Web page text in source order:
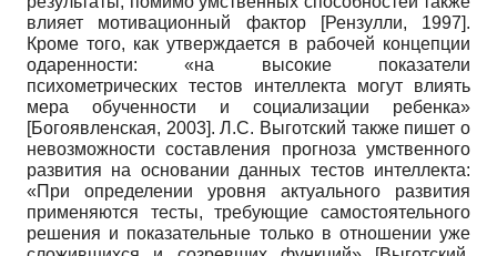
влияет мотивационный фактор
[Рензулли, 1997].
Кроме того, как утверждается в рабочей концепции
одаренности: «на высокие показатели
психометрических тестов интеллекта могут влиять
мера обученности и социализации ребенка»
[Богоявленская, 2003]. Л.С. Выготский также пишет о
невозможности составления прогноза умственного
развития на основании данных тестов интеллекта:
«При определении уровня актуального развития
применяются тесты, требующие самостоятельного
решения и показательные только в отношении уже